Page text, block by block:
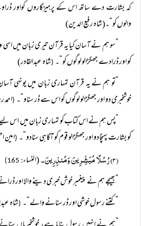
کہ بشارت دے ساتھ اس کے پرہیزگاروں کواور
والوں کو“۔(شاہ رفیع الدین)
”سو ہم نے آسان کیا یہ قرآن تیری زبان میں
کو اور ڈرادے جھگڑالو لوگوں کو“۔ (شاہ عبدالقادر)
”تو ہم نے یہ قرآن تمہاری زبان میں یونہی
خوشخبری دو اور جھگڑالو لوگوں کو اس سے ڈر سناو“۔ (
”پس ہم نے اس کتاب کو تمہاری زبان میں اس لیے
کو بشارت پہنچادو اور جھگڑالو قوم کو آگاہی سنادو“۔ (امین
(۳) رُسُلًا مُبَشِّرِینَ وَمُنذِرِینَ۔ (النساء: 165)
”بھیجے ہم نے پیغمبر خوش خبری دینے والا اور
”کتنے رسول خوشی اور ڈر سنانے والے“۔ (شاہ